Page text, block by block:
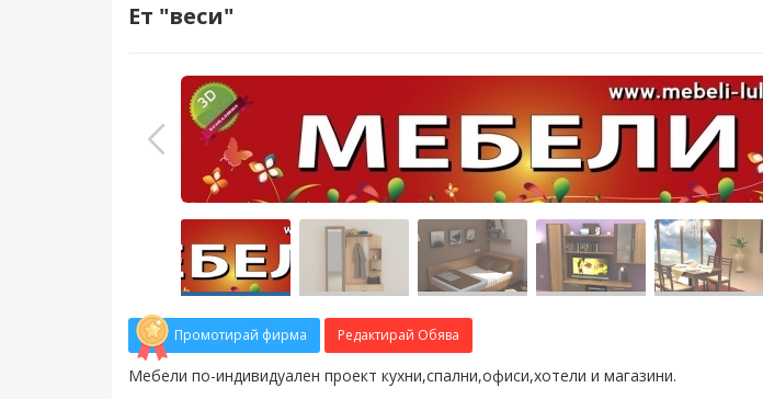
Ет "веси"
Промотирай фирма Редактирай Обява
Mебели по-индивидуален проект кухни,спални,офиси,хотели и магазини.